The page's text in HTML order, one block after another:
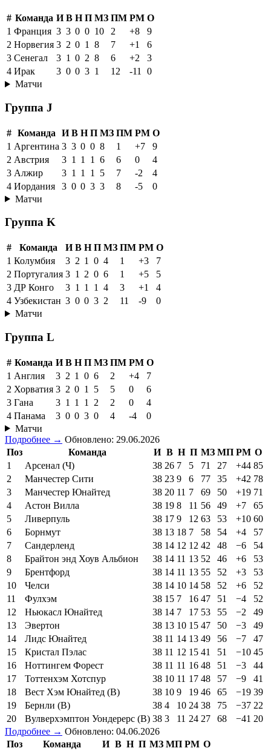
# Команда И В Н П МЗ ПМ РМ О
1 Франция 3 3 0 0 10 2 +8
9
2 Норвегия 3 2 0 1 8 7 +1
6
3 Сенегал 3 1 0 2 8 6 +2
3
4 Ирак 3 0 0 3 1 12 -11
0
Матчи
Группа J
# Команда И В Н П МЗ ПМ РМ О
1 Аргентина 3 3 0 0 8 1 +7
9
2 Австрия 3 1 1 1 6 6 0
4
3 Алжир 3 1 1 1 5 7 -2
4
4 Иордания 3 0 0 3 3 8 -5
0
Матчи
Группа K
# Команда И В Н П МЗ ПМ РМ О
1 Колумбия 3 2 1 0 4 1 +3
7
2 Португалия 3 1 2 0 6 1 +5
5
3 ДР Конго 3 1 1 1 4 3 +1
4
4 Узбекистан 3 0 0 3 2 11 -9
0
Матчи
Группа L
# Команда И В Н П МЗ ПМ РМ О
1 Англия 3 2 1 0 6 2 +4
7
2 Хорватия 3 2 0 1 5 5 0
6
3 Гана 3 1 1 1 2 2 0
4
4 Панама 3 0 0 3 0 4 -4
0
Матчи
Подробнее → Обновлено: 29.06.2026
Поз
Команда И В Н П МЗ МП РМ О
1
Арсенал (Ч) 38 26 7 5 71 27 +44 85
2
Манчестер Сити 38 23 9 6 77 35 +42 78
3
Манчестер Юнайтед 38 20 11 7 69 50 +19 71
4
Астон Вилла 38 19 8 11 56 49 +7
65
5
Ливерпуль 38 17 9 12 63 53 +10 60
6
Борнмут 38 13 18 7 58 54 +4
57
7
Сандерленд 38 14 12 12 42 48 −6
54
8
Брайтон энд Хоув Альбион 38 14 11 13 52 46 +6
53
9
Брентфорд 38 14 11 13 55 52 +3
53
10
Челси 38 14 10 14 58 52 +6
52
11
Фулхэм 38 15 7 16 47 51 −4
52
12
Ньюкасл Юнайтед 38 14 7 17 53 55 −2
49
13
Эвертон 38 13 10 15 47 50 −3
49
14
Лидс Юнайтед 38 11 14 13 49 56 −7
47
15
Кристал Пэлас 38 11 12 15 41 51 −10 45
16
Ноттингем Форест 38 11 11 16 48 51 −3
44
17
Тоттенхэм Хотспур 38 10 11 17 48 57 −9
41
18
Вест Хэм Юнайтед (В) 38 10 9 19 46 65 −19 39
19
Бернли (В) 38 4 10 24 38 75 −37 22
20
Вулверхэмптон Уондерерс (В) 38 3 11 24 27 68 −41 20
Подробнее → Обновлено: 04.06.2026
Поз
Команда И В Н П МЗ МП РМ О